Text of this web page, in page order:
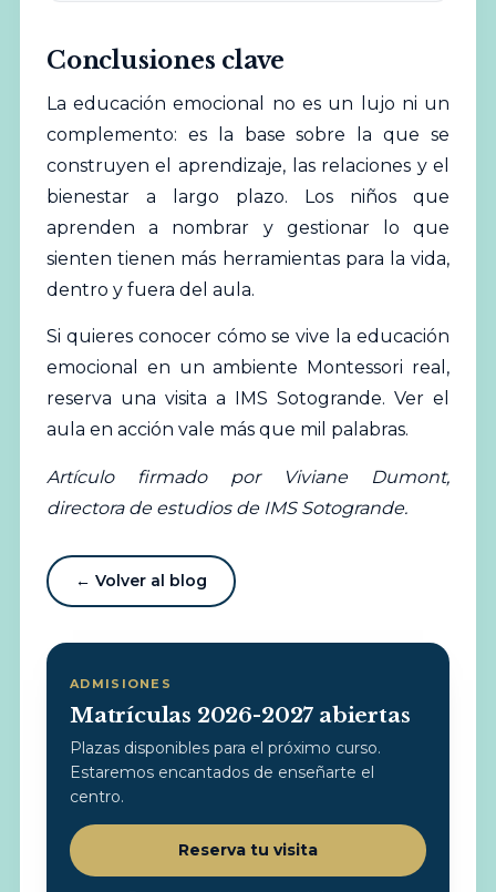
Conclusiones clave
La educación emocional no es un lujo ni un
complemento: es la base sobre la que se
construyen el aprendizaje, las relaciones y el
bienestar a largo plazo. Los niños que
aprenden a nombrar y gestionar lo que
sienten tienen más herramientas para la vida,
dentro y fuera del aula.
Si quieres conocer cómo se vive la educación
emocional en un ambiente Montessori real,
reserva una visita a IMS Sotogrande. Ver el
aula en acción vale más que mil palabras.
Artículo firmado por Viviane Dumont,
directora de estudios de IMS Sotogrande.
← Volver al blog
ADMISIONES
Matrículas 2026-2027 abiertas
Plazas disponibles para el próximo curso.
Estaremos encantados de enseñarte el
centro.
Reserva tu visita